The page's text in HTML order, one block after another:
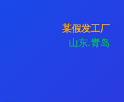
某假发工厂
山东.青岛